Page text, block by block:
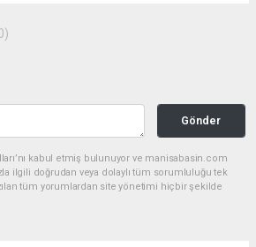
Gönder
kabul etmiş bulunuyor ve manisabasin.com
ilgili doğrudan veya dolaylı tüm sorumluluğu tek
tüm yorumlardan site yönetimi hiçbir şekilde